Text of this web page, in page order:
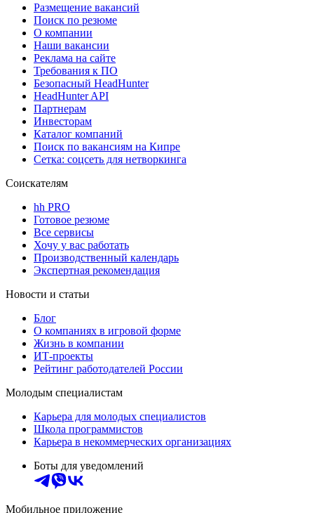
Размещение вакансий
Поиск по резюме
О компании
Наши вакансии
Реклама на сайте
Требования к ПО
Безопасный HeadHunter
HeadHunter API
Партнерам
Инвесторам
Каталог компаний
Поиск по вакансиям на Кипре
Сетка: соцсеть для нетворкинга
Соискателям
hh PRO
Готовое резюме
Все сервисы
Хочу у вас работать
Производственный календарь
Экспертная рекомендация
Новости и статьи
Блог
О компаниях в игровой форме
Жизнь в компании
ИТ-проекты
Рейтинг работодателей России
Молодым специалистам
Карьера для молодых специалистов
Школа программистов
Карьера в некоммерческих организациях
Боты для уведомлений
Мобильное приложение